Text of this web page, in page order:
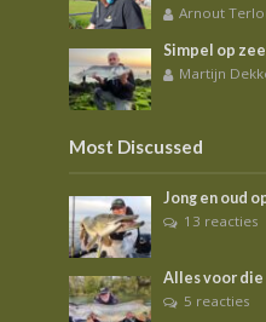
Arnout
Simpel op
Martijn
Most Discussed
Jong en oud
13 reacties
Alles voor die
5 reacties